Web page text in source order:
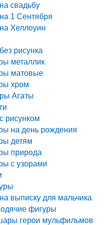
свадьбу
1 Сентября
Хеллоуин
рисунка
металлик
матовые
хром
Агаты
рисунком
на день рождения
детям
природа
с узорами
выписку для мальчика
фигуры
герои мульфильмов